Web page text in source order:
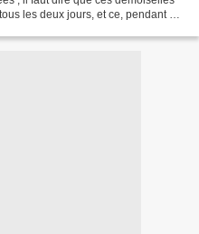
les deux jours, et ce, pendant 14